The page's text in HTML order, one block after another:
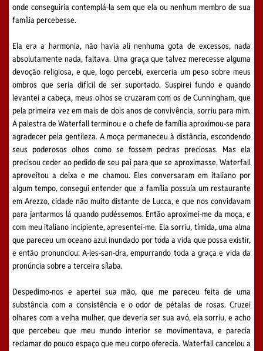
onde conseguiria contemplá-la sem que ela ou nenhum membro de sua
família percebesse.
Ela era a harmonia, não havia ali nenhuma gota de excessos, nada
absolutamente nada, faltava. Uma graça que talvez merecesse alguma
devoção religiosa, e que, logo percebi, exerceria um peso sobre meus
ombros que seria difícil de ser suportado. Suspirei fundo e quando
levantei a cabeça, meus olhos se cruzaram com os de Cunningham, que
pela primeira vez em mais de dois anos de convivência, sorriu para mim.
A palestra de Waterfall terminou e o chefe de família aproximou-se para
agradecer pela gentileza. A moça permaneceu à distância, escondendo
seus poderosos olhos como se fossem pedras preciosas. Mas ela
precisou ceder ao pedido de seu pai para que se aproximasse, Waterfall
aproveitou a deixa e me chamou. Eles conversaram em italiano por
algum tempo, consegui entender que a família possuía um restaurante
em Arezzo, cidade não muito distante de Lucca, e que nos convidavam
para jantarmos lá quando pudéssemos. Então aproximei-me da moça, e
com meu italiano incipiente, apresentei-me. Ela sorriu, tímida, uma alma
que pareceu um oceano azul inundado por toda a vida que possa existir,
e então pronunciou: A-les-san-dra, empurrando toda a graça e vida da
pronúncia sobre a terceira sílaba.
Despedimo-nos e apertei sua mão, que me pareceu feita de uma
substância com a consistência e o odor de pétalas de rosas. Cruzei
olhares com a velha mulher, que deveria ser sua avó, ela sorriu, e acho
que percebeu que meu mundo interior se movimentava, e parecia
reclamar do pouco espaço que meu corpo oferecia. Waterfall cancelou a